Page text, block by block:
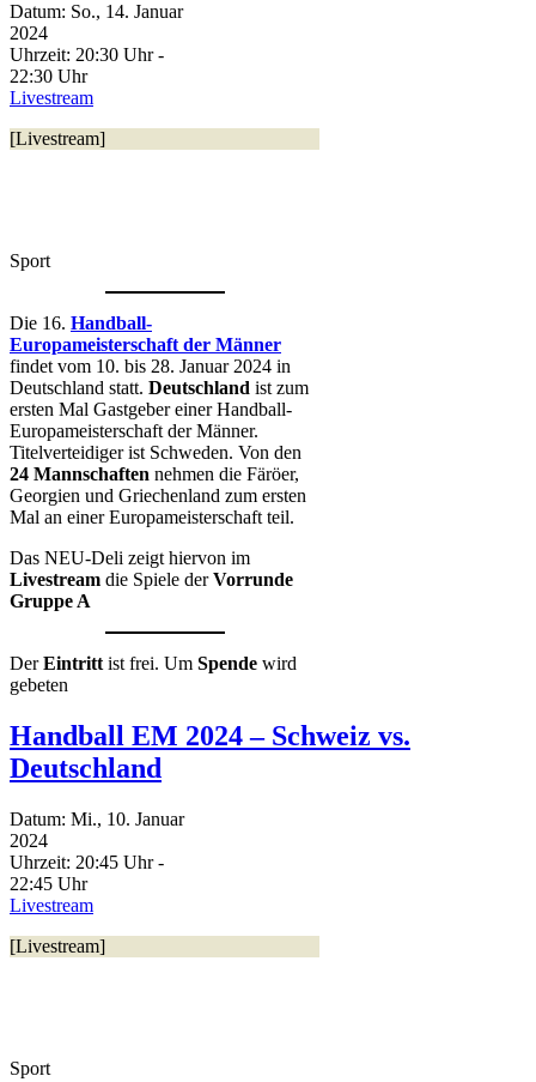
Datum: So., 14. Januar
2024
Uhrzeit: 20:30 Uhr -
22:30 Uhr
Livestream
[Livestream]
Sport
Die 16. Handball-
Europameisterschaft der Männer
findet vom 10. bis 28. Januar 2024 in
Deutschland statt. Deutschland ist zum
ersten Mal Gastgeber einer Handball-
Europameisterschaft der Männer.
Titelverteidiger ist Schweden. Von den
24 Mannschaften nehmen die Färöer,
Georgien und Griechenland zum ersten
Mal an einer Europameisterschaft teil.
Das NEU-Deli zeigt hiervon im
Livestream die Spiele derVorrunde
Gruppe A
DerEintrittist frei. Um Spende wird
gebeten
Handball EM 2024 – Schweiz vs.
Deutschland
Datum: Mi., 10. Januar
2024
Uhrzeit: 20:45 Uhr -
22:45 Uhr
Livestream
[Livestream]
Sport